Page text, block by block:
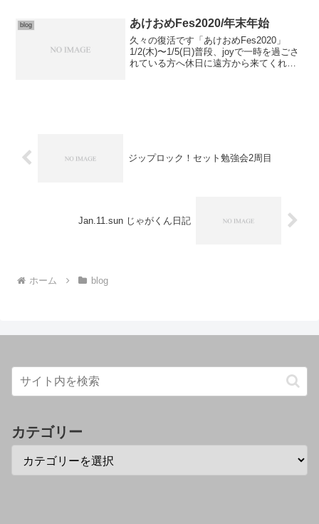
ると...
blog あけおめFes2020/年末年始
久々の復活です「あけおめFes2020」
1/2(木)〜1/5(日)普段、joyで一時を過ごさ
れている方へ休日に遠方から来てくれる
ジップロック！セット勉強会2周目
Jan.11.sun じゃがくん日記
ホーム blog
カテゴリー